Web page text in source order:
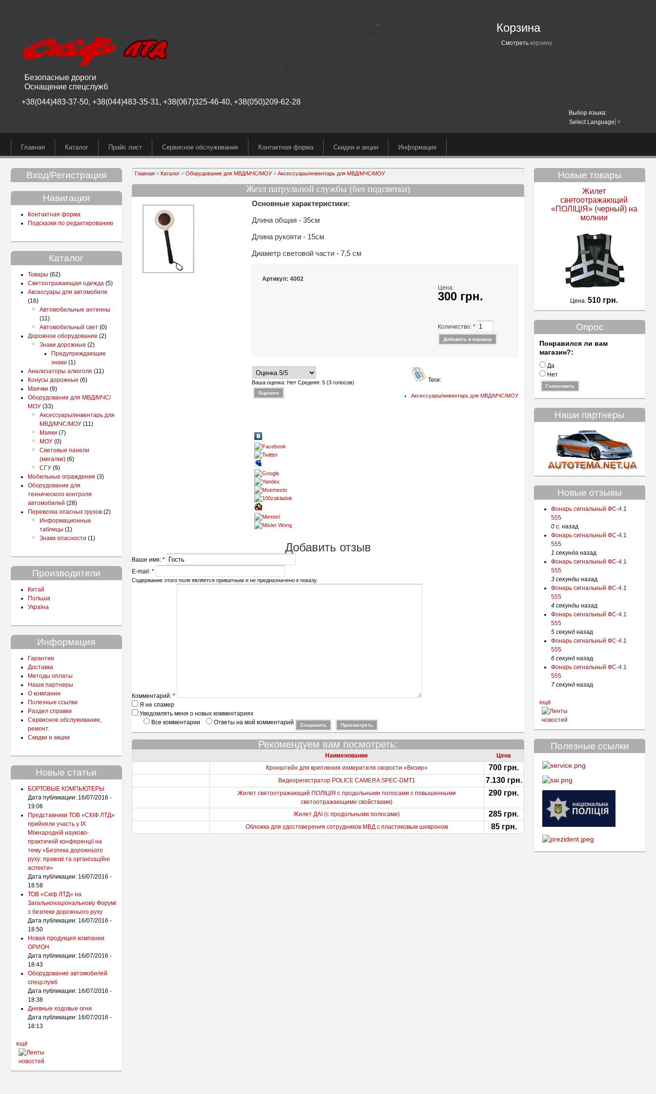
Корзина
Смотреть корзину.
Безопасные дороги
Оснащение спецслужб
+38(044)483-37-50, +38(044)483-35-31, +38(067)325-46-40, +38(050)209-62-28
Выбор языка:
Select Language ▼
Главная Каталог Прайс лист Сервисное обслуживание Контактная форма Скидки и акции Информация
Вход/Регистрация
Навигация
Контактная форма
Подсказки по редактированию
Каталог
Товары (62)
Светоотражающая одежда (5)
Аксессуары для автомобиля
(16)
Автомобильные антенны
(11)
Автомобильный свет (0)
Дорожное оборудование (2)
Знаки дорожные (2)
Предупреждающие
знаки (1)
Анализаторы алкоголя (11)
Конусы дорожные (6)
Маячки (9)
Оборудование для МВД/МЧС/
МОУ (33)
Аксессуары/инвентарь для
МВД/МЧС/МОУ (11)
Маяки (7)
МОУ (0)
Световые панели
(мигалки) (6)
СГУ (9)
Мобильные ограждения (3)
Оборудование для
технического контроля
автомобилей (28)
Перевозка опасных грузов (2)
Информационные
таблицы (1)
Знаки опасности (1)
Производители
Китай
Польша
Україна
Информация
Гарантии
Доставка
Методы оплаты
Наши партнеры
О компании
Полезные ссылки
Раздел справки
Сервисное обслуживание,
ремонт.
Скидки и акции
Новые статьи
БОРТОВЫЕ КОМПЬЮТЕРЫ
Дата публикации: 16/07/2016 -
19:06
Представники ТОВ «СКІФ ЛТД»
прийняли участь у IX
Міжнародній науково-
практичній конференції на
тему «Безпека дорожнього
руху: правові та організаційні
аспекти»
Дата публикации: 16/07/2016 -
18:58
ТОВ «Скіф ЛТД» на
Загальнонаціональному Форумі
з безпеки дорожнього руху
Дата публикации: 16/07/2016 -
18:50
Новая продукция компании
ОРИОН
Дата публикации: 16/07/2016 -
18:43
Оборудование автомобилей
спецслужб
Дата публикации: 16/07/2016 -
18:38
Дневные ходовые огни
Дата публикации: 16/07/2016 -
18:13
ещё
Главная» Каталог» Оборудование для МВД/МЧС/МОУ» Аксессуары/инвентарь для МВД/МЧС/МОУ
Жезл патрульной службы (без подсветки)
Основные характеристики:
Длина общая - 35см
Длина рукояти - 15см
Диаметр световой части - 7,5 см
Артикул: 4002
Цена:
300 грн.
Количество:*
Ваша оценка: Нет Средняя: 5 (3голосов) Теги:
Аксессуары/инвентарь для МВД/МЧС/МОУ
Добавить отзыв
Ваше имя: *
E-mail: *
Содержание этого поля является приватным и не предназначено к показу.
Комментарий: *
Я не спамер
Уведомлять меня о новых комментариях
Все комментарии
Ответы на мой комментарий
Рекомендуем вам посмотреть:
Наименование
Цена
Кронштейн для крепления измерителя скорости «Визир»
700 грн.
Видеорегистратор POLICE CAMERA SPEC-DMT1 7.130 грн.
Жилет светоотражающий ПОЛІЦІЯ с продольными полосами с повышенными
светоотражающими свойствами)
290 грн.
Жилет ДАІ (с продольными полосами) 285 грн.
Обложка для удостоверения сотрудников МВД с пластиковым шевроном 85 грн.
Новые товары
Жилет
светоотражающий
«ПОЛІЦІЯ» (черный) на
молнии
Цена:510 грн.
Опрос
Понравился ли вам
магазин?:
Да
Нет
Наши партнеры
Новые отзывы
Фонарь сигнальный ФС-4.1
555
0 с. назад
Фонарь сигнальный ФС-4.1
555
1 секунда назад
Фонарь сигнальный ФС-4.1
555
3 секунды назад
Фонарь сигнальный ФС-4.1
555
4 секунды назад
Фонарь сигнальный ФС-4.1
555
5 секунд назад
Фонарь сигнальный ФС-4.1
555
6 секунд назад
Фонарь сигнальный ФС-4.1
555
7 секунд назад
ещё
Полезные ссылки